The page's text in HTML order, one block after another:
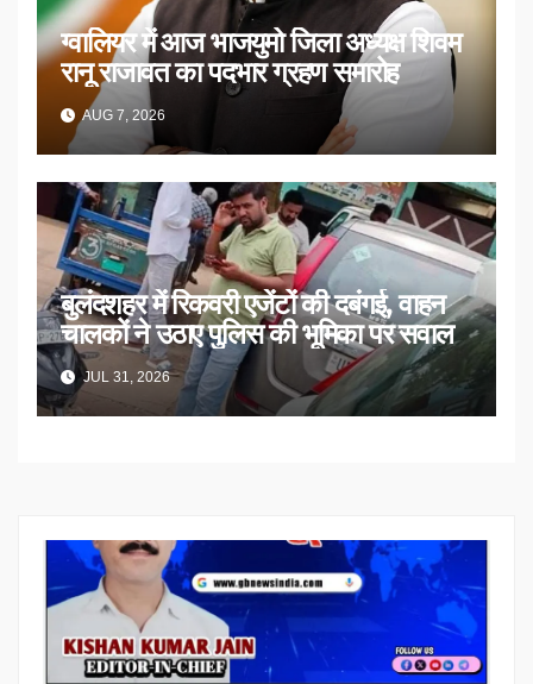
ग्वालियर में आज भाजयुमो जिला अध्यक्ष शिवम
रानू राजावत का पदभार ग्रहण समारोह
AUG 7, 2026
बुलंदशहर में रिकवरी एजेंटों की दबंगई, वाहन
चालकों ने उठाए पुलिस की भूमिका पर सवाल
JUL 31, 2026